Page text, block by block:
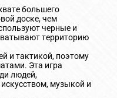
большего
доске, чем
черные и
территорию
и тактикой, поэтому
Эта игра
людей,
музыкой и